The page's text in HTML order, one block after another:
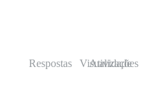
Respostas Visualizações
Atividade